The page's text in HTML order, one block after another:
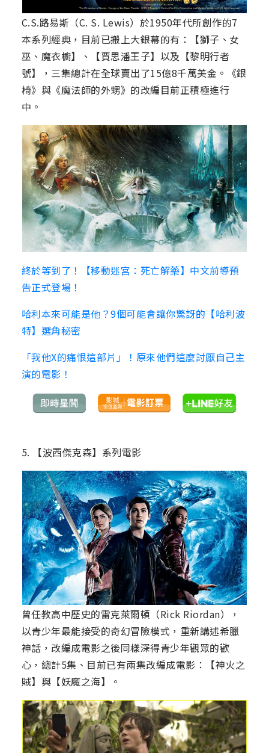
C.S.路易斯（C. S. Lewis）於1950年代所創作的7
本系列經典，目前已搬上大銀幕的有：【獅子、女
巫、魔衣櫥】、【賈思潘王子】以及【黎明行者
號】，三集總計在全球賣出了15億8千萬美金。《銀
椅》與《魔法師的外甥》的改編目前正積極進行
中。
終於等到了！【移動迷宮：死亡解藥】中文前導預
告正式登場！
哈利本來可能是他？9個可能會讓你驚訝的【哈利波
特】選角秘密
「我他X的痛恨這部片」！原來他們這麼討厭自己主
演的電影！
5. 【波西傑克森】系列電影
曾任教高中歷史的雷克萊爾頓（Rick Riordan），
以青少年最能接受的奇幻冒險模式，重新講述希臘
神話，改編成電影之後同樣深得青少年觀眾的歡
心，總計5集、目前已有兩集改編成電影：【神火之
賊】與【妖魔之海】。